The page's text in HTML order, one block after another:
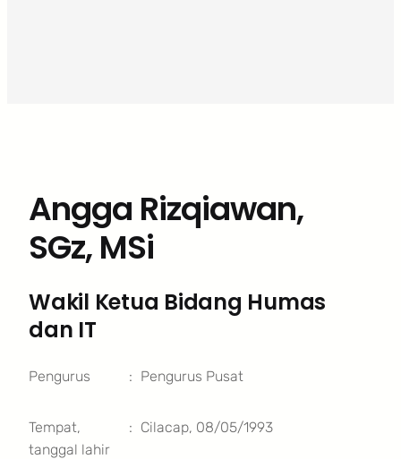
Angga Rizqiawan,
SGz, MSi
Wakil Ketua Bidang Humas
dan IT
Pengurus : Pengurus Pusat
Tempat,
tanggal lahir
: Cilacap, 08/05/1993